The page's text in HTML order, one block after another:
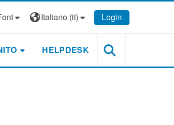
Italiano ‎(it)‎ Login
HELPDESK